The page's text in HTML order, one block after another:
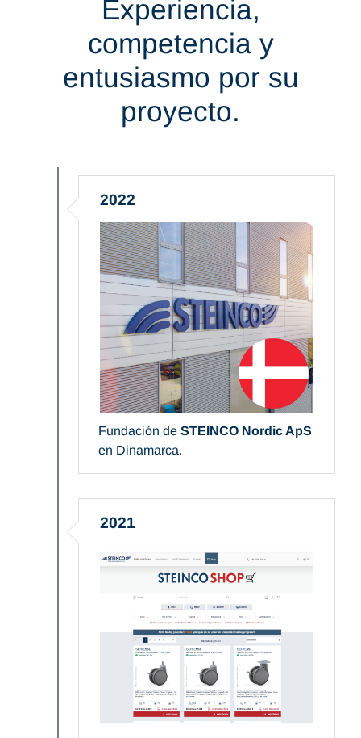
Experiencia,
competencia y
entusiasmo por su
proyecto.
2022
Fundación de STEINCO Nordic ApS
en Dinamarca.
2021